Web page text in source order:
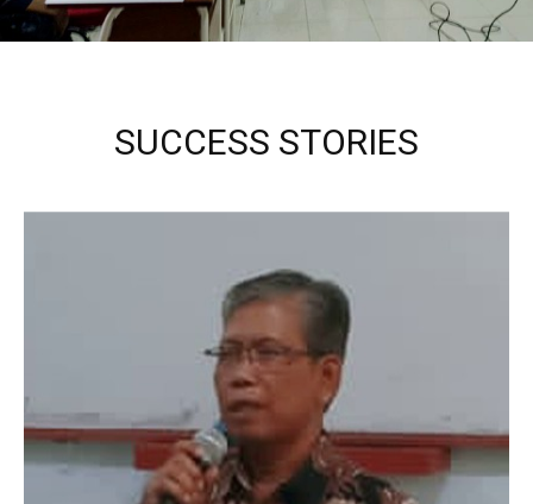
SUCCESS STORIES
Kepala Sekolah